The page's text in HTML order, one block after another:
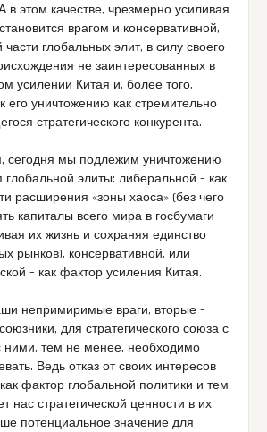
в этом качестве, чрезмерно усиливая
врагом и консервативной,
части глобальных элит, в силу своего
не заинтересованных в
усилении Китая и, более того,
его уничтожению как стремительно
стратегического конкурента.
сегодня мы подлежим уничтожению
глобальной элиты: либеральной – как
расширения «зоны хаоса» (без чего
капиталы всего мира в госбумаги
их жизнь и сохраняя единство
рынков), консервативной, или
– как фактор усиления Китая.
непримиримые враги, вторые –
для стратегического союза с
ними, тем не менее, необходимо
Ведь отказ от своих интересов
фактор глобальной политики и тем
нас стратегической ценности в их
потенциальное значение для